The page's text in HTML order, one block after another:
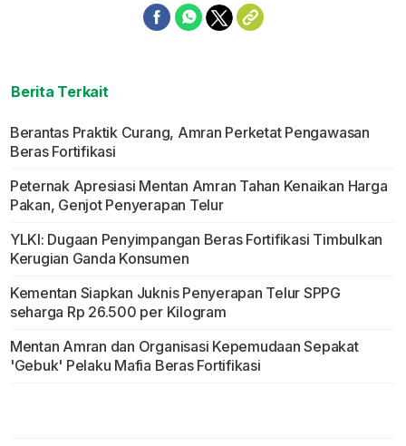
Berita Terkait
Berantas Praktik Curang, Amran Perketat Pengawasan
Beras Fortifikasi
Peternak Apresiasi Mentan Amran Tahan Kenaikan Harga
Pakan, Genjot Penyerapan Telur
YLKI: Dugaan Penyimpangan Beras Fortifikasi Timbulkan
Kerugian Ganda Konsumen
Kementan Siapkan Juknis Penyerapan Telur SPPG
seharga Rp 26.500 per Kilogram
Mentan Amran dan Organisasi Kepemudaan Sepakat
'Gebuk' Pelaku Mafia Beras Fortifikasi